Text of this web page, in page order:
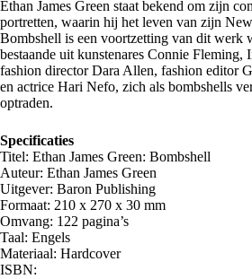
Ethan James Green staat bekend om zijn
portretten, waarin hij het leven van zijn
Bombshell is een voortzetting van dit werk
bestaande uit kunstenares Connie Fleming,
fashion director Dara Allen, fashion editor
en actrice Hari Nefo, zich als bombshells
optraden.
Specificaties
Titel: Ethan James Green: Bombshell
Auteur: Ethan James Green
Uitgever: Baron Publishing
Formaat: 210 x 270 x 30 mm
Omvang: 122 pagina’s
Taal: Engels
Materiaal: Hardcover
ISBN: